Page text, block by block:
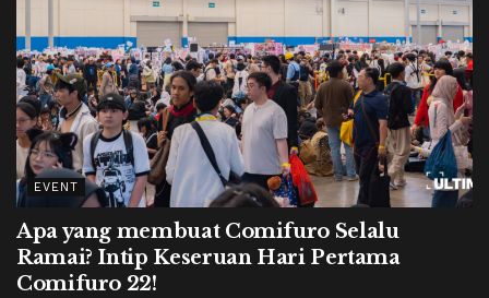
EVENT
Apa yang membuat Comifuro Selalu
Ramai? Intip Keseruan Hari Pertama
Comifuro 22!